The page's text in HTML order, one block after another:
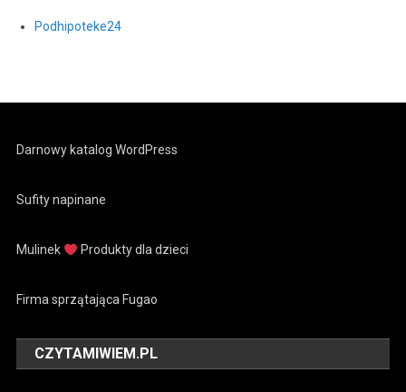
Podhipoteke24
Darnowy katalog WordPress
Sufity napinane
Mulinek Produkty dla dzieci
Firma sprzątająca Fugao
CZYTAMIWIEM.PL